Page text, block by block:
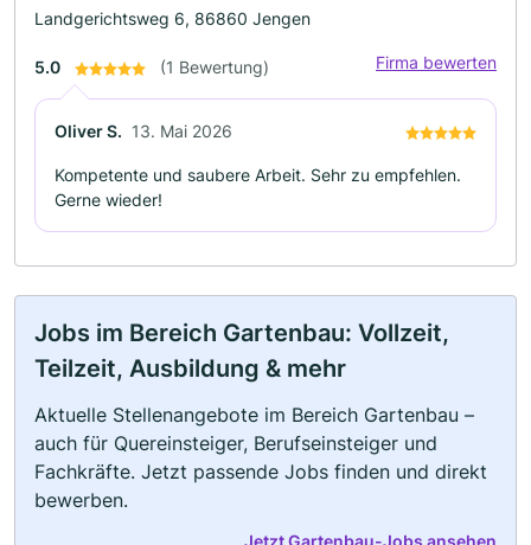
Landgerichtsweg 6, 86860 Jengen
5.0 (1 Bewertung) Firma bewerten
Oliver S. 13. Mai 2026
Kompetente und saubere Arbeit. Sehr zu empfehlen.
Gerne wieder!
Jobs im Bereich Gartenbau: Vollzeit,
Teilzeit, Ausbildung & mehr
Aktuelle Stellenangebote im Bereich Gartenbau –
auch für Quereinsteiger, Berufseinsteiger und
Fachkräfte. Jetzt passende Jobs finden und direkt
bewerben.
Jetzt Gartenbau-Jobs ansehen